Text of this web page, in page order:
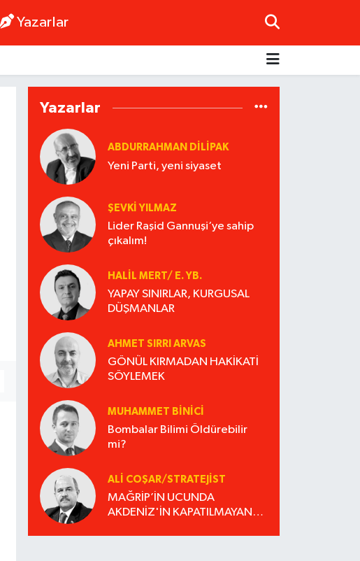
Yazarlar
Yazarlar
ABDURRAHMAN DILIPAK
Yeni Parti, yeni siyaset
ŞEVKİ YILMAZ
Lider Raşid Gannuşi‘ye sahip
çıkalım!
HALIL MERT/ E. YB.
YAPAY SINIRLAR, KURGUSAL
DÜŞMANLAR
AHMET SIRRI ARVAS
GÖNÜL KIRMADAN HAKİKATİ
SÖYLEMEK
MUHAMMET BINICI
Bombalar Bilimi Öldürebilir
mi?
ALI COŞAR/STRATEJIST
MAĞRİP’İN UCUNDA
AKDENİZ'İN KAPATILMAYAN